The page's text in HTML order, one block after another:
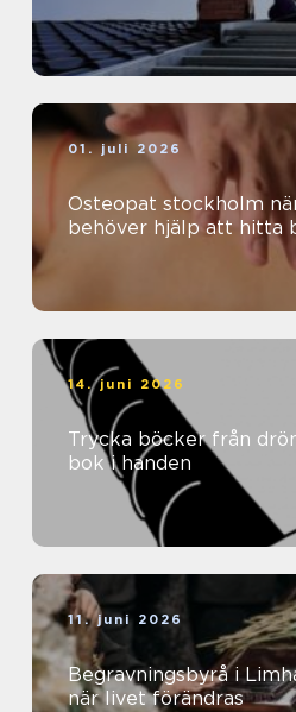
01. juli 2026
Osteopat stockholm när kroppen
behöver hjälp att hitta
14. juni 2026
Trycka böcker från dröm på skärmen till
bok i handen
11. juni 2026
Begravningsbyrå i
när livet förändras